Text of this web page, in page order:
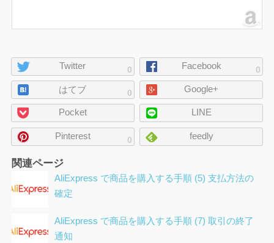
ペ
ー
ジ
の
シ
ェ
0
Twitter 0
Facebook
0
はてブ Google+
Pocket LINE
0
Pinterest feedly
関連ページ
AliExpress で商品を購入する手順 (5) 支払方法の
確定
AliExpress で商品を購入する手順 (7) 取引の終了
通知